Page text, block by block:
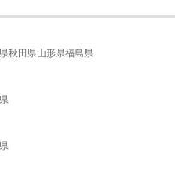
秋田県山形県福島県